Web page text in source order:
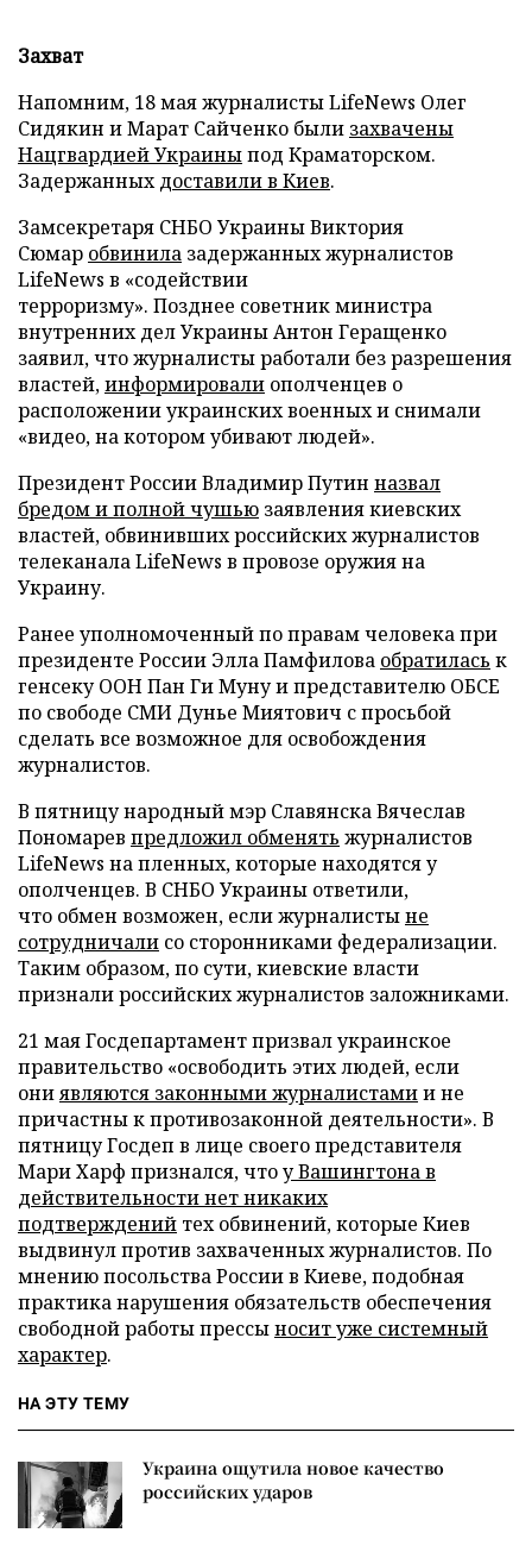
Захват
Напомним, 18 мая журналисты LifeNews Олег
Сидякин и Марат Сайченко были захвачены
Нацгвардией Украиныпод Краматорском.
Задержанныхдоставили в Киев.
Замсекретаря СНБО Украины Виктория
Сюмар обвинила задержанных журналистов
LifeNews в «содействии
терроризму». Позднее советник министра
внутренних дел Украины Антон Геращенко
заявил, что журналисты работали без разрешения
властей,информировали ополченцев о
расположении украинских военных и снимали
«видео, на котором убивают людей».
Президент России Владимир Путин назвал
бредом и полной чушью заявления киевских
властей, обвинивших российских журналистов
телеканала LifeNews в провозе оружия на
Украину.
Ранее уполномоченный по правам человека при
президенте России Элла Памфилова обратилась к
генсеку ООН Пан Ги Муну и представителю ОБСЕ
по свободе СМИ Дунье Миятович с просьбой
сделать все возможное для освобождения
журналистов.
В пятницу народный мэр Славянска Вячеслав
Пономарев предложил обменять журналистов
LifeNews на пленных, которые находятся у
ополченцев. В СНБО Украины ответили,
что обмен возможен, если журналистыне
сотрудничали со сторонниками федерализации.
Таким образом, по сути, киевские власти
признали российских журналистов заложниками.
21 мая Госдепартамент призвал украинское
правительство «освободить этих людей, если
ониявляются законными журналистамии не
причастны к противозаконной деятельности». В
пятницу Госдеп в лице своего представителя
Мари Харф признался, чтоу Вашингтона в
действительности нет никаких
подтверждений тех обвинений, которые Киев
выдвинул против захваченных журналистов. По
мнению посольства России в Киеве, подобная
практика нарушения обязательств обеспечения
свободной работы прессыносит уже системный
характер.
НА ЭТУ ТЕМУ
Украина ощутила новое качество
российских ударов